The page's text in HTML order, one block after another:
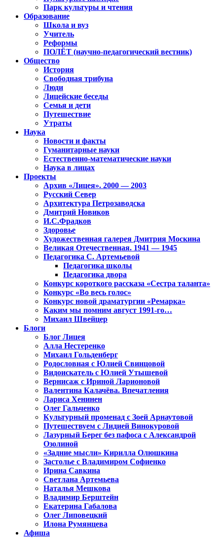
Парк культуры и чтения
Образование
Школа и вуз
Учитель
Реформы
ПОЛЁТ (научно-педагогический вестник)
Общество
История
Свободная трибуна
Люди
Лицейские беседы
Семья и дети
Путешествие
Утраты
Наука
Новости и факты
Гуманитарные науки
Естественно-математические науки
Наука в лицах
Проекты
Архив «Лицея». 2000 — 2003
Русский Север
Архитектура Петрозаводска
Дмитрий Новиков
И.С.Фрадков
Здоровье
Художественная галерея Дмитрия Москина
Великая Отечественная. 1941 — 1945
Педагогика С. Артемьевой
Педагогика школы
Педагогика двора
Конкурс короткого рассказа «Сестра таланта»
Конкурс «Во весь голос»
Конкурс новой драматургии «Ремарка»
Каким мы помним август 1991-го…
Михаил Швейцер
Блоги
Блог Лицея
Алла Нестеренко
Михаил Гольденберг
Родословная с Юлией Свинцовой
Видоискатель с Юлией Утышевой
Вернисаж с Ириной Ларионовой
Валентина Калачёва. Впечатления
Лариса Хенинен
Олег Гальченко
Культурный променад с Зоей Арнаутовой
Путешествуем с Лидией Винокуровой
Лазурный Берег без пафоса с Александрой
Озолиной
«Задние мысли» Кирилла Олюшкина
Застолье с Владимиром Софиенко
Ирина Савкина
Светлана Артемьева
Наталья Мешкова
Владимир Берштейн
Екатерина Габалова
Олег Липовецкий
Илона Румянцева
Афиша